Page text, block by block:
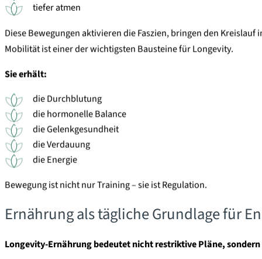
tiefer atmen
Diese Bewegungen aktivieren die Faszien, bringen den
Mobilität ist einer der wichtigsten Bausteine für Longevity.
Sie erhält:
die Durchblutung
die hormonelle Balance
die Gelenkgesundheit
die Verdauung
die Energie
Bewegung ist nicht nur Training – sie ist Regulation.
Ernährung als tägliche Grundlage für
Longevity-Ernährung bedeutet nicht restriktive Pläne,